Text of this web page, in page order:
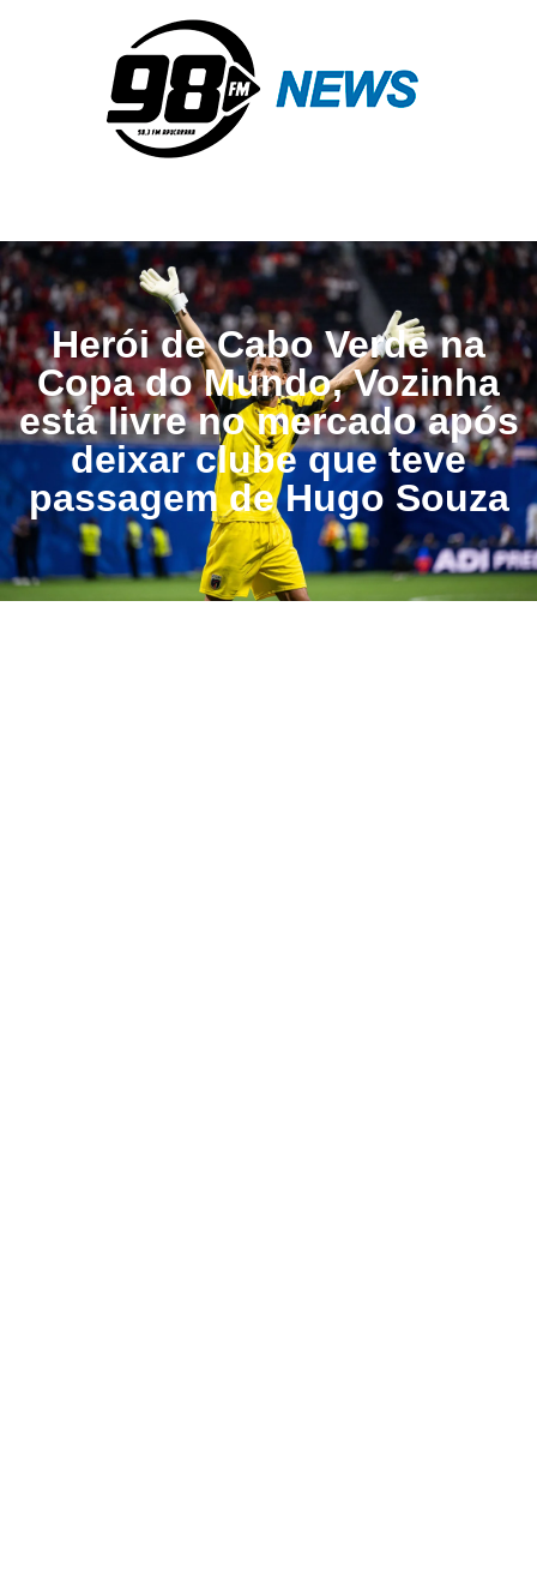
Herói de Cabo Verde na
Copa do Mundo, Vozinha
está livre no mercado após
deixar clube que teve
passagem de Hugo Souza